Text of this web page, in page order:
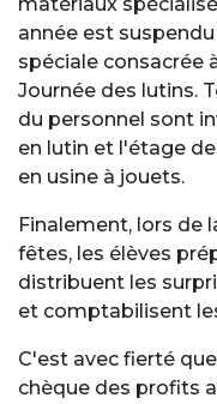
année est
spéciale consacrée
Journée des lutins.
du personnel sont
en lutin et l'étage
en usine à jouets.
Finalement, lors de
fêtes, les élèves
distribuent les
et comptabilisent
C'est avec fierté
chèque des profits